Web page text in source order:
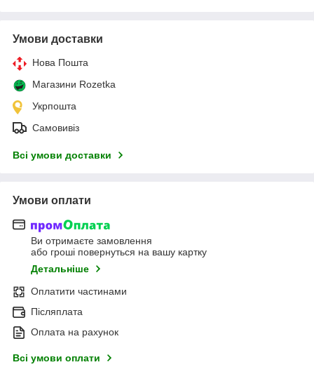
Умови доставки
Нова Пошта
Магазини Rozetka
Укрпошта
Самовивіз
Всі умови доставки
Умови оплати
Ви отримаєте замовлення
або гроші повернуться на вашу картку
Детальніше
Оплатити частинами
Післяплата
Оплата на рахунок
Всі умови оплати